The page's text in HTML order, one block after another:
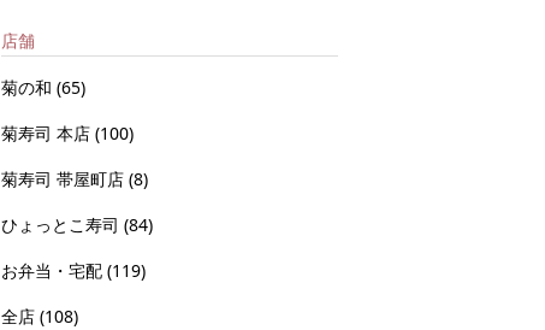
店舗
菊の和 (65)
菊寿司 本店 (100)
菊寿司 帯屋町店 (8)
ひょっとこ寿司 (84)
お弁当・宅配 (119)
全店 (108)